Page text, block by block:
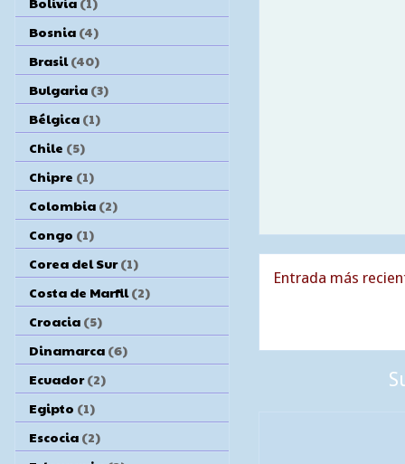
Entrada más
Bosnia (4)
Brasil (40)
Bulgaria (3)
Bélgica (1)
Chile (5)
Chipre (1)
Colombia (2)
Congo (1)
Corea del Sur (1)
Costa de Marfil (2)
Croacia (5)
Dinamarca (6)
Ecuador (2)
Egipto (1)
Escocia (2)